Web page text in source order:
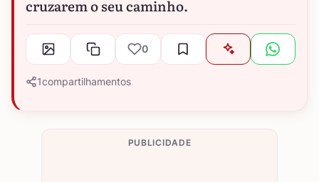
cruzarem o seu caminho.
0
1compartilhamentos
PUBLICIDADE